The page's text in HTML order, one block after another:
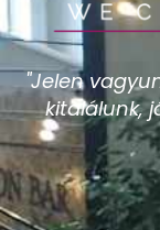
"Jelen
kitalálunk,